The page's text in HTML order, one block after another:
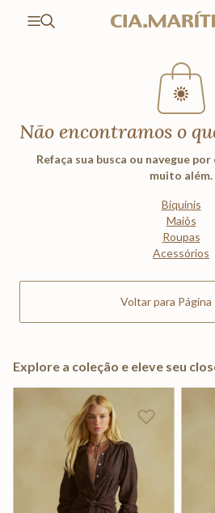
Não encontramos o
Refaça sua busca ou navegue
muito além.
Biquínis
Maiôs
Roupas
Acessórios
Voltar para Página
Explore a coleção e eleve seu